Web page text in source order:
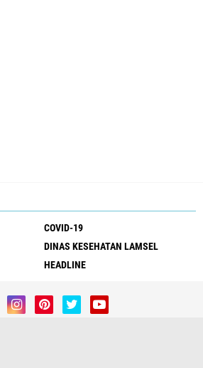
COVID-19
DINAS KESEHATAN LAMSEL
HEADLINE